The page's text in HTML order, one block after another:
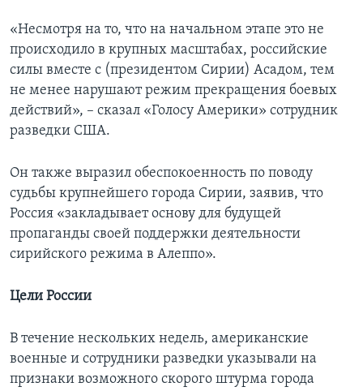
«Несмотря на то, что на начальном этапе это не
происходило в крупных масштабах, российские
силы вместе с (президентом Сирии) Асадом, тем
не менее нарушают режим прекращения боевых
действий», – сказал «Голосу Америки» сотрудник
разведки США.
Он также выразил обеспокоенность по поводу
судьбы крупнейшего города Сирии, заявив, что
Россия «закладывает основу для будущей
пропаганды своей поддержки деятельности
сирийского режима в Алеппо».
Цели России
В течение нескольких недель, американские
военные и сотрудники разведки указывали на
признаки возможного скорого штурма города